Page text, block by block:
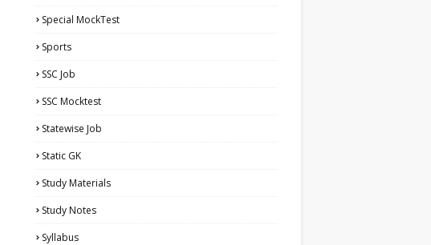
Special MockTest
Sports
SSC Job
SSC Mocktest
Statewise Job
Static GK
Study Materials
Study Notes
Syllabus